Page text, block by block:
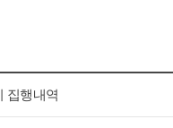
집행내역